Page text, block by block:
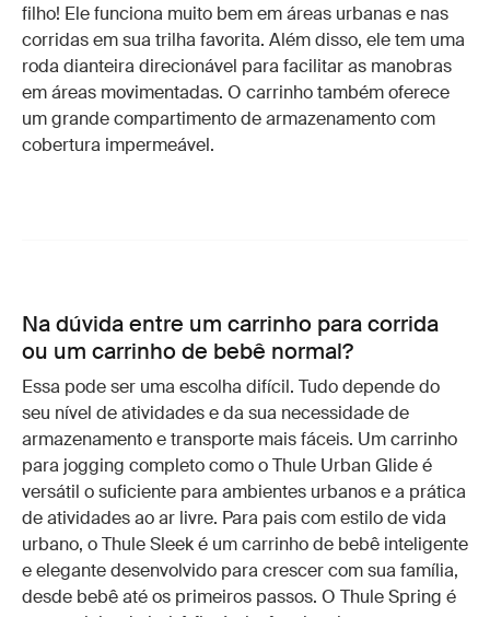
filho! Ele funciona muito bem em áreas urbanas e nas
corridas em sua trilha favorita. Além disso, ele tem uma
roda dianteira direcionável para facilitar as manobras
em áreas movimentadas. O carrinho também oferece
um grande compartimento de armazenamento com
cobertura impermeável.
Na dúvida entre um carrinho para corrida
ou um carrinho de bebê normal?
Essa pode ser uma escolha difícil. Tudo depende do
seu nível de atividades e da sua necessidade de
armazenamento e transporte mais fáceis. Um carrinho
para jogging completo como o Thule Urban Glide é
versátil o suficiente para ambientes urbanos e a prática
de atividades ao ar livre. Para pais com estilo de vida
urbano, o Thule Sleek é um carrinho de bebê inteligente
e elegante desenvolvido para crescer com sua família,
desde bebê até os primeiros passos. O Thule Spring é